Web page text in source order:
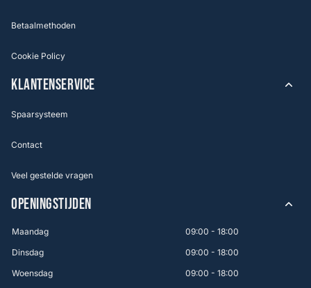
Betaalmethoden
Cookie Policy
KLANTENSERVICE
Spaarsysteem
Contact
Veel gestelde vragen
OPENINGSTIJDEN
Maandag
09:00 - 18:00
Dinsdag
09:00 - 18:00
Woensdag
09:00 - 18:00